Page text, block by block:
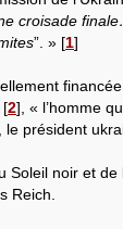
croisade
”. » [1]
[2] , « l’homme
le président
Soleil noir et
Reich.